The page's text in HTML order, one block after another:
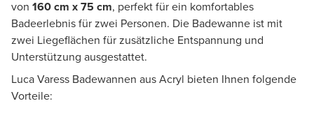
von 160 cm x 75 cm, perfekt für ein komfortables
Badeerlebnis für zwei Personen. Die Badewanne ist mit
zwei Liegeflächen für zusätzliche Entspannung und
Unterstützung ausgestattet.
Luca Varess Badewannen aus Acryl bieten Ihnen folgende
Vorteile: